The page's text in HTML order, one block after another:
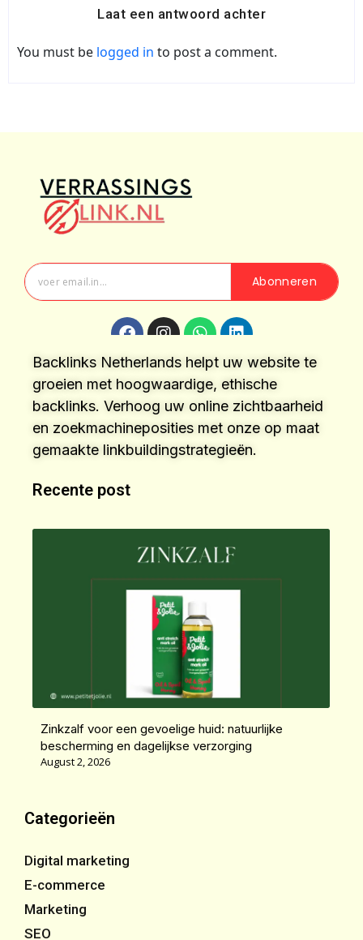
Laat een antwoord achter
You must be logged in to post a comment.
Abonneren
Backlinks Netherlands helpt uw website te
groeien met hoogwaardige, ethische
backlinks. Verhoog uw online zichtbaarheid
en zoekmachineposities met onze op maat
gemaakte linkbuildingstrategieën.
Recente post
Zinkzalf voor een gevoelige huid: natuurlijke
bescherming en dagelijkse verzorging
August 2, 2026
Categorieën
Digital marketing
E-commerce
Marketing
SEO